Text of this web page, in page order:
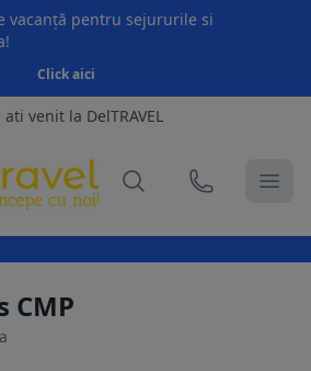
vacanță pentru sejururile si
Click aici
venit la DelTRAVEL
CMP